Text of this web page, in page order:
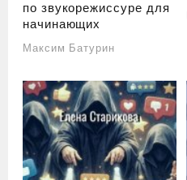
по звукорежиссуре для
начинающих
Максим Батурин